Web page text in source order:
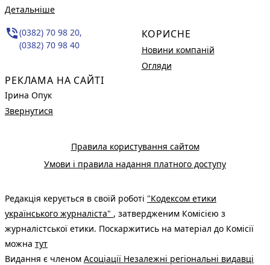
Детальніше
phone_in_talk(0382) 70 98 20,
(0382) 70 98 40
РЕКЛАМА НА САЙТІ
Ірина Опук
Звернутися
КОРИСНЕ
Новини компаній
Огляди
Правила користування сайтом
Умови і правила надання платного доступу
Редакція керується в своїй роботі "Кодексом етики
українського журналіста" , затвердженим Комісією з
журналістської етики. Поскаржитись на матеріал до Комісії
можна тут
Видання є членом Асоціації Незалежні регіональні видавці